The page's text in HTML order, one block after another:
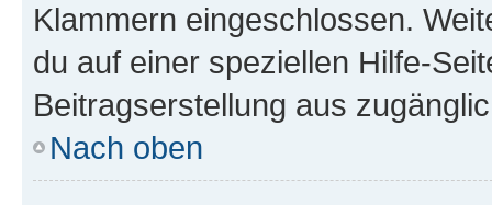
Klammern eingeschlossen.
du auf einer speziellen Hilfe-
Beitragserstellung aus
Nach oben